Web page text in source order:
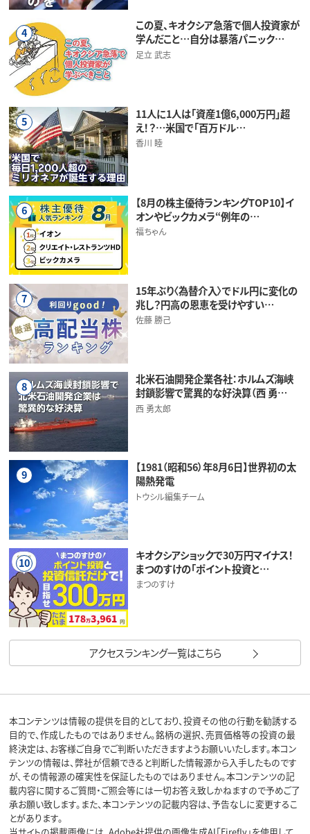
4
この夏、キオクシア急落で個人投資家が
学んだこと…自分は暴落パニック…
足立 武志
5
11人に1人は「資産1億6,000万円」超
え！？…米国で「百万ドル…
香川 睦
6
【8月の株主優待ランキングTOP10】イ
オンやビックカメラ“例年の…
福ちゃん
7
15年ぶり〈為替介入〉でドル円に変化の
兆し？円高の恩恵を受けやすい…
佐藤 勝己
8
北米石油開発企業各社：ホルムズ海峡
封鎖影響で驚異的な好決算（西 勇…
西 勇太郎
9
【1981（昭和56）年8月6日】世界初の太
陽熱発電
トウシル編集チーム
10
キオクシアショックで30万円マイナス！
まつのすけの「ポイント投資と…
まつのすけ
アクセスランキング一覧はこちら
本コンテンツは情報の提供を目的としており、投資その他の行動を勧誘する
目的で、作成したものではありません。銘柄の選択、売買価格等の投資の最
終決定は、お客様ご自身でご判断いただきますようお願いいたします。本コン
テンツの情報は、弊社が信頼できると判断した情報源から入手したものです
が、その情報源の確実性を保証したものではありません。本コンテンツの記
載内容に関するご質問・ご照会等には一切お答え致しかねますので予めご了
承お願い致します。また、本コンテンツの記載内容は、予告なしに変更するこ
とがあります。